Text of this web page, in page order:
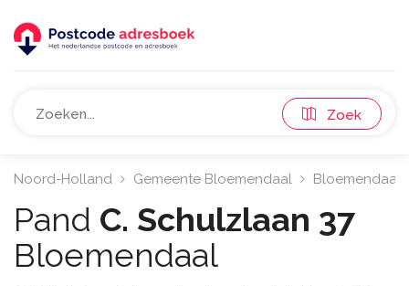
Zoek
Noord-Holland Gemeente Bloemendaal Bloemendaal
Pand C. Schulzlaan 37
Bloemendaal